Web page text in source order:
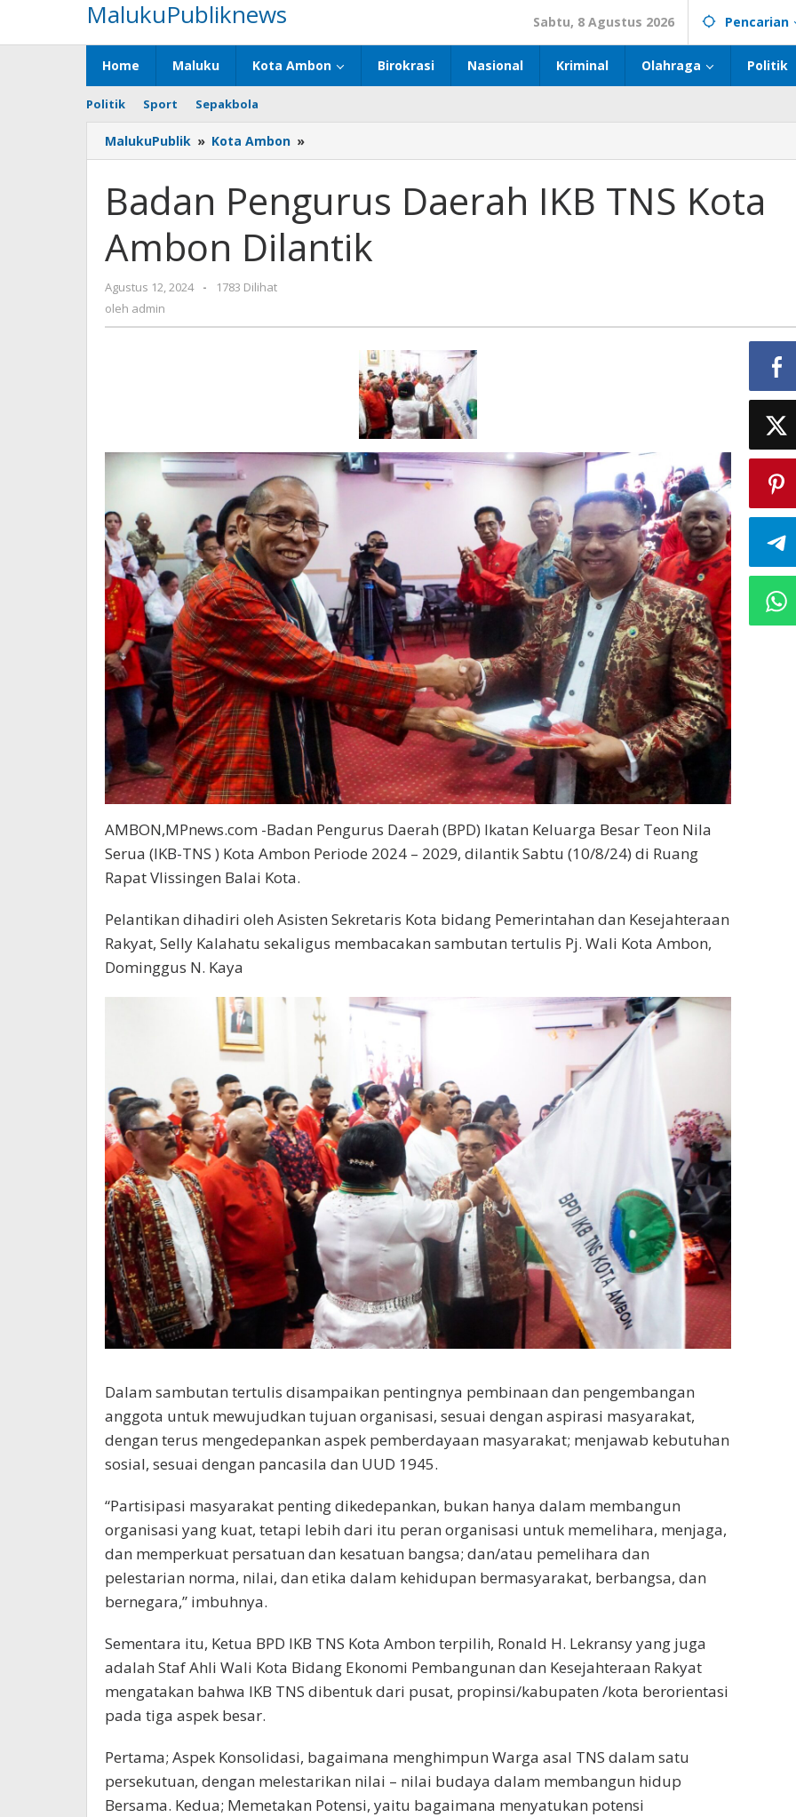
konten
MalukuPubliknews Sabtu, 8 Agustus 2026 Pencarian
Home Maluku Kota Ambon Birokrasi Nasional Kriminal Olahraga Politik
Politik Sport Sepakbola
MalukuPublik » Kota Ambon »
Pengurus
IKB
TNS
Kota
Ambon
Badan Pengurus Daerah IKB TNS Kota
Ambon Dilantik
Agustus 12, 2024
oleh
-
1783 Dilihat
oleh admin
AMBON,MPnews.com -Badan Pengurus Daerah (BPD) Ikatan Keluarga Besar Teon Nila
Serua (IKB-TNS ) Kota Ambon Periode 2024 – 2029, dilantik Sabtu (10/8/24) di Ruang
Rapat Vlissingen Balai Kota.
Pelantikan dihadiri oleh Asisten Sekretaris Kota bidang Pemerintahan dan Kesejahteraan
Rakyat, Selly Kalahatu sekaligus membacakan sambutan tertulis Pj. Wali Kota Ambon,
Dominggus N. Kaya
Dalam sambutan tertulis disampaikan pentingnya pembinaan dan pengembangan
anggota untuk mewujudkan tujuan organisasi, sesuai dengan aspirasi masyarakat,
dengan terus mengedepankan aspek pemberdayaan masyarakat; menjawab kebutuhan
sosial, sesuai dengan pancasila dan UUD 1945.
“Partisipasi masyarakat penting dikedepankan, bukan hanya dalam membangun
organisasi yang kuat, tetapi lebih dari itu peran organisasi untuk memelihara, menjaga,
dan memperkuat persatuan dan kesatuan bangsa; dan/atau pemelihara dan
pelestarian norma, nilai, dan etika dalam kehidupan bermasyarakat, berbangsa, dan
bernegara,” imbuhnya.
Sementara itu, Ketua BPD IKB TNS Kota Ambon terpilih, Ronald H. Lekransy yang juga
adalah Staf Ahli Wali Kota Bidang Ekonomi Pembangunan dan Kesejahteraan Rakyat
mengatakan bahwa IKB TNS dibentuk dari pusat, propinsi/kabupaten /kota berorientasi
pada tiga aspek besar.
Pertama; Aspek Konsolidasi, bagaimana menghimpun Warga asal TNS dalam satu
persekutuan, dengan melestarikan nilai – nilai budaya dalam membangun hidup
Bersama. Kedua; Memetakan Potensi, yaitu bagaimana menyatukan potensi